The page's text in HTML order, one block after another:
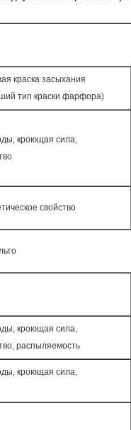
краска засыхания
тип краски фарфора)
кроющая сила,
свойство
кроющая сила,
распыляемость
кроющая сила,